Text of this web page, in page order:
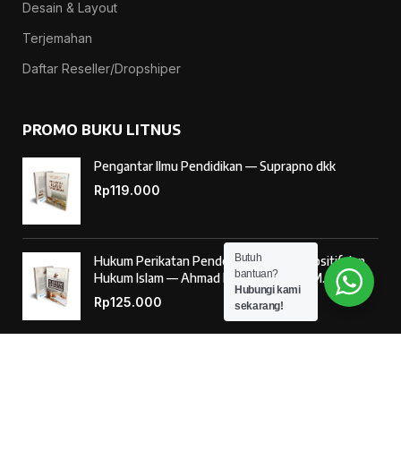
Desain & Layout
Terjemahan
Daftar Reseller/Dropshiper
PROMO BUKU LITNUS
Pengantar Ilmu Pendidikan — Suprapno dkk
Rp119.000
Hukum Perikatan Pendekatan Hukum Positif dan
Hukum Islam — Ahmad Musadad, S.H.I., M.S.I.
Rp125.000
Butuh
bantuan?
Hubungi kami
sekarang!